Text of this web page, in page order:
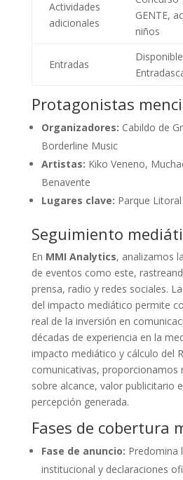
Actividades
adicionales
GENTE,
niños
Entradas
Protagonistas
Organizadores: Cabildo de
Borderline Music
Artistas: Kiko Veneno,
Benavente
Lugares clave: Parque
Seguimiento
En MMI Analytics, analizamos
de eventos como este,
prensa, radio y redes sociales.
del impacto mediático permite
real de la inversión en
décadas de experiencia en la
impacto mediático y cálculo del
comunicativas, proporcionamos
sobre alcance, valor publicitario
percepción generada.
Fases de cobertura
Fase de anuncio: Predomina
institucional y declaraciones